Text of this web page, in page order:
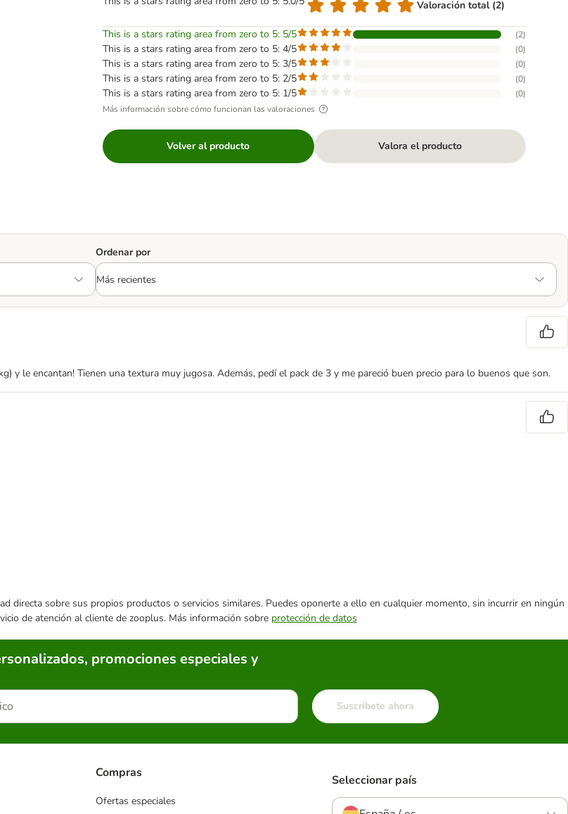
Valoración total (2)
This is a stars rating area from zero to 5: 5/5 (2)
This is a stars rating area from zero to 5: 4/5 (0)
This is a stars rating area from zero to 5: 3/5 (0)
This is a stars rating area from zero to 5: 2/5 (0)
This is a stars rating area from zero to 5: 1/5 (0)
Más información sobre cómo funcionan las valoraciones
Volver al producto Valora el producto
Ordenar por
y le encantan! Tienen una textura muy jugosa. Además, pedí el pack de 3 y me pareció buen precio para lo buenos que son.
directa sobre sus propios productos o servicios similares. Puedes oponerte a ello en cualquier momento, sin incurrir en ningún
de atención al cliente de zooplus. Más información sobre protección de datos
promociones especiales y
Suscríbete ahora
Compras
Ofertas especiales
Seleccionar país